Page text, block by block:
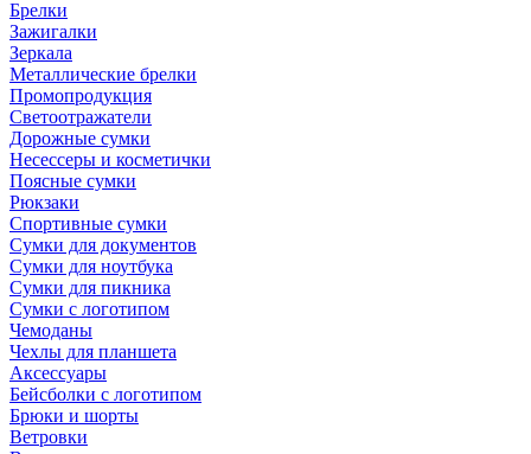
Брелки
Зажигалки
Зеркала
Металлические брелки
Промопродукция
Светоотражатели
Дорожные сумки
Несессеры и косметички
Поясные сумки
Рюкзаки
Спортивные сумки
Сумки для документов
Сумки для ноутбука
Сумки для пикника
Сумки с логотипом
Чемоданы
Чехлы для планшета
Аксессуары
Бейсболки с логотипом
Брюки и шорты
Ветровки